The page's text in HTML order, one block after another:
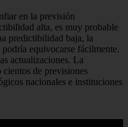
en la previsión
alta, es muy probable
predictibilidad baja, la
equivocarse fácilmente.
actualizaciones. La
de previsiones
nacionales e instituciones